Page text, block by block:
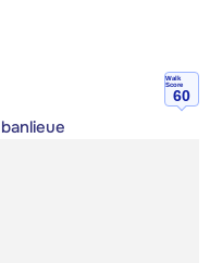
Walk
Score
60